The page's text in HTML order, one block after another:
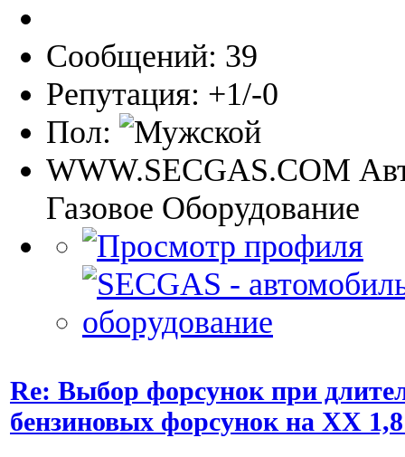
Сообщений: 39
Репутация: +1/-0
Пол:
WWW.SECGAS.COM
Газовое Оборудование
Re: Выбор форсунок при
бензиновых форсунок на ХХ